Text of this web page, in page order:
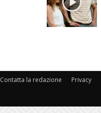
Contatta la redazione Privacy